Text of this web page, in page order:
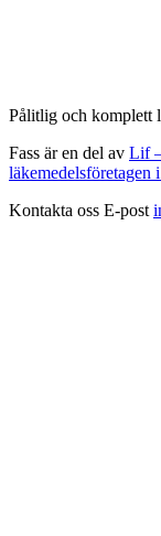
Pålitlig och komplett
Fass är en del av Lif
läkemedelsföretagen
Kontakta oss E-post